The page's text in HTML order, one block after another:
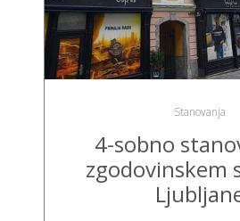
Stanovanja
4-sobno
zgodovinskem